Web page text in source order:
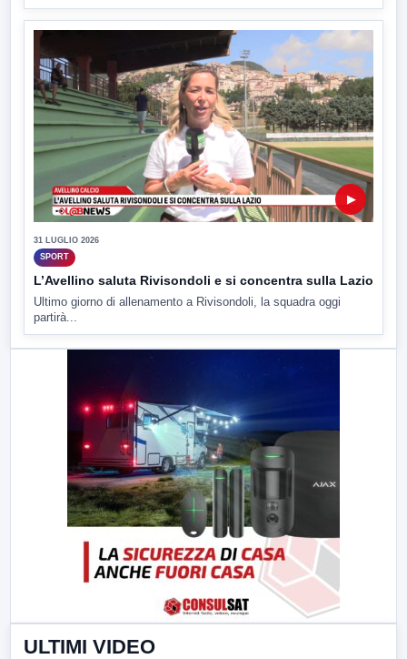
▶
31 LUGLIO 2026
SPORT
L’Avellino saluta Rivisondoli e si concentra sulla Lazio
Ultimo giorno di allenamento a Rivisondoli, la squadra oggi
partirà...
ULTIMI VIDEO